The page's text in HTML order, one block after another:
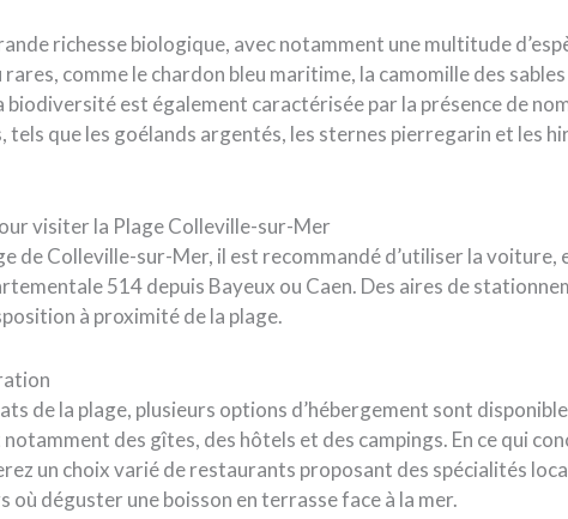
richesse biologique, avec notamment une multitude
comme le chardon bleu maritime, la camomille des
biodiversité est également caractérisée par la présence de
tels que les goélands argentés, les sternes pierregarin et les
visiter la Plage Colleville-sur-Mer
de Colleville-sur-Mer, il est recommandé d’utiliser la voiture,
514 depuis Bayeux ou Caen. Des aires de
à proximité de la plage.
de la plage, plusieurs options d’hébergement sont
des gîtes, des hôtels et des campings. En ce qui
un choix varié de restaurants proposant des spécialités
où déguster une boisson en terrasse face à la mer.